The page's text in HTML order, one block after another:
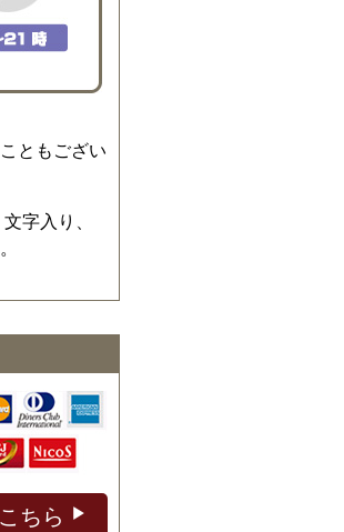
ともござい
字入り、
ちら